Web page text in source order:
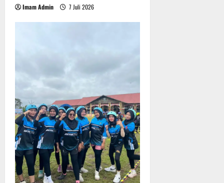
Imam Admin 7 Juli 2026